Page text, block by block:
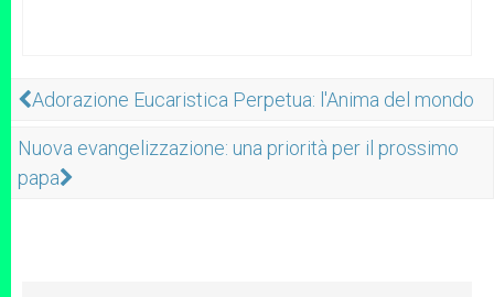
Adorazione Eucaristica Perpetua: l'Anima del mondo
Nuova evangelizzazione: una priorità per il prossimo
papa